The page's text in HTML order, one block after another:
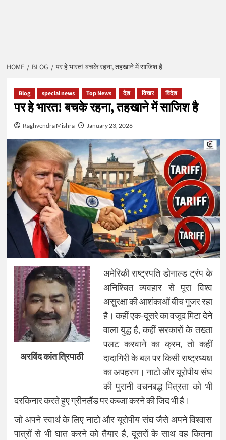
HOME BLOG पर हे भारत! बचके रहना, तहखाने में साजिश है
Blog special news Top News देश विचार विदेश
पर हे भारत! बचके रहना, तहखाने में साजिश है
Raghvendra Mishra January 23, 2026
अरविंद कांत त्रिपाठी
अमेरिकी राष्ट्रपति डोनाल्ड ट्रंप के
अनिश्चित व्यवहार से पूरा विश्व
असुरक्षा की आशंकाओं बीच गुजर रहा
है। कहीं एक-दूसरे का वजूद मिटा देने
वाला युद्ध है, कहीं सरकारों के तख्ता
पलट करवाने का क्रम, तो कहीं
दादागिरी के बल पर किसी राष्ट्रध्यक्ष
का अपहरण। नाटो और यूरोपीय संघ
की पुरानी वचनबद्ध मित्रता को भी
दरकिनार करते हुए ग्रीनलैंड पर कब्जा करने की जिद भी है।
जो अपने स्वार्थ के लिए नाटो और यूरोपीय संघ जैसे अपने विश्वास
पात्रों से भी घात करने को तैयार है, दूसरों के साथ वह कितना